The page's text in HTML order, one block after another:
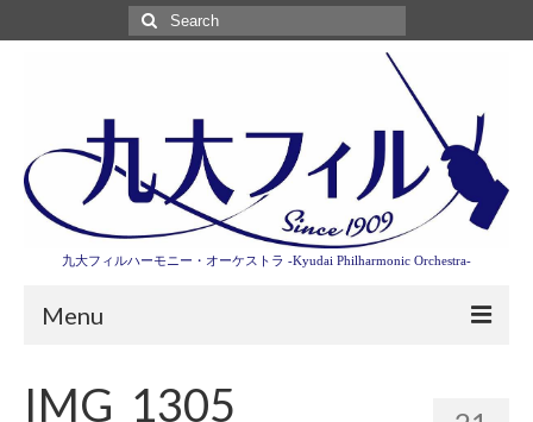
Search
for:
九大フィルハーモニー・オーケストラ -Kyudai Philharmonic Orchestra-
Menu
IMG_1305